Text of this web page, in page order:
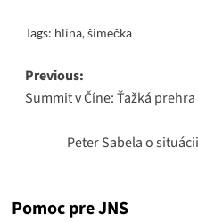
Tags: hlina,šimečka
Post
navigation
Previous:
Summit v Číne: Ťažká
Peter Sabela o
Pomoc pre JNS